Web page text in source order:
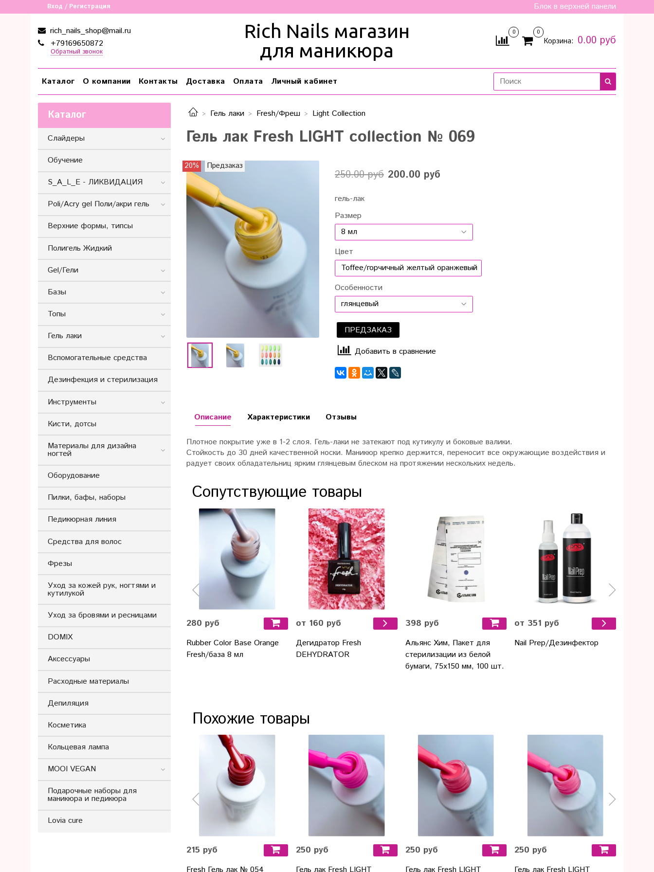
Вход / Регистрация Блок в верхней панели
rich_nails_shop@mail.ru
+79169650872
Обратный звонок
Rich Nails магазин
для маникюра
0 0
Корзина: 0.00 руб
Каталог О компании Контакты Доставка Оплата Личный кабинет
Гель лаки Fresh/Фреш Light Collection
Гель лак Fresh LIGHT collection № 069
20% Предзаказ
250.00 руб 200.00 руб
гель-лак
Размер
Цвет
Особенности
ПРЕДЗАКАЗ
Добавить в сравнение
Описание
Плотное покрытие уже в 1-2 слоя. Гель-лаки не затекают под кутикулу и боковые валики.
Стойкость до 30 дней качественной носки. Маникюр крепко держится, переносит все окружающие воздействия и
радует своих обладательниц ярким глянцевым блеском на протяжении нескольких недель.
Характеристики Отзывы
Сопутствующие товары
280 руб
Rubber Color Base Orange
Fresh/база 8 мл
от 160 руб
Дегидратор Fresh
DEHYDRATOR
398 руб
Альянс Хим, Пакет для
стерилизации из белой
бумаги, 75х150 мм, 100 шт.
от 351 руб
Nail Prep/Дезинфектор
Похожие товары
215 руб
Fresh Гель лак № 054
250 руб
Гель лак Fresh LIGHT
250 руб
Гель лак Fresh LIGHT
250 руб
Гель лак Fresh LIGHT
Каталог
Слайдеры
Обучение
S_A_L_E - ЛИКВИДАЦИЯ
Poli/Acry gel Поли/акри гель
Верхние формы, типсы
Полигель Жидкий
Gel/Гели
Базы
Топы
Гель лаки
Вспомогательные средства
Дезинфекция и стерилизация
Инструменты
Кисти, дотсы
Материалы для дизайна
ногтей
Оборудование
Пилки, бафы, наборы
Педикюрная линия
Средства для волос
Фрезы
Уход за кожей рук, ногтями и
кутилукой
Уход за бровями и ресницами
DOMIX
Аксессуары
Расходные материалы
Депиляция
Косметика
Кольцевая лампа
MOOI VEGAN
Подарочные наборы для
маникюра и педикюра
Lovia cure